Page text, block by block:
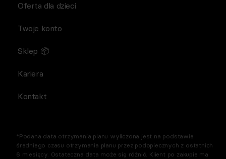
Oferta dla dzieci
Twoje konto
Sklep 📦
Kariera
Kontakt
*Podana data otrzymania planu wyliczona jest na podstawie
średniego czasu otrzymania planu przez podopiecznych z ostatnich
6 miesięcy. Ostateczna data może się różnić. Klient po zakupie ma